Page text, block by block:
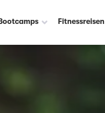
Bootcamps Fitnessreisen